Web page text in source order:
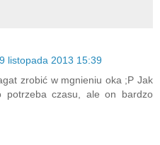
listopada 2013 15:39
zrobić w mgnieniu oka ;P Jak
potrzeba czasu, ale on bardzo